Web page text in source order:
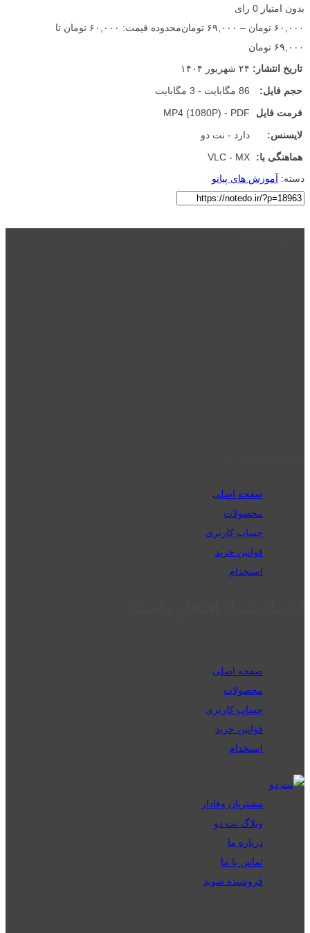
بدون امتیاز 0 رای
۶۰,۰۰۰ تومان – ۶۹,۰۰۰ تومان
محدوده قیمت: ۶۰,۰۰۰ تومان تا
۶۹,۰۰۰ تومان
تاریخ انتشار: ۲۴ شهریور ۱۴۰۴
حجم فایل:
86 مگابایت - 3 مگابایت
فرمت فایل
MP4 (1080P) - PDF
لایسنس:
دارد - نت دو
هماهنگی با:
VLC - MX
دسته: آموزش های پیانو
صفحه اصلی
محصولات
حساب کاربری
قوانین خرید
استخدام
صفحه اصلی
محصولات
حساب کاربری
قوانین خرید
استخدام
مشتریان وفادار
وبلاگ نت دو
درباره ما
تماس با ما
فروشنده شوید